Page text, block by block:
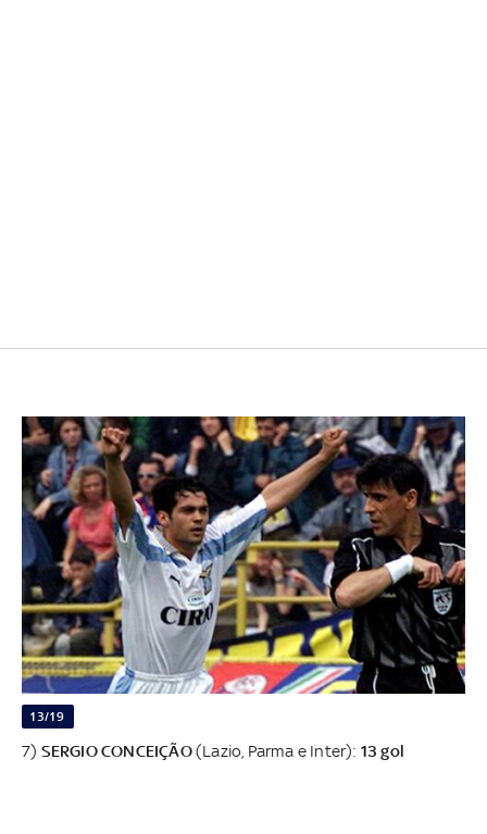
13/19
7) SERGIO CONCEIÇÃO(Lazio, Parma e Inter): 13 gol